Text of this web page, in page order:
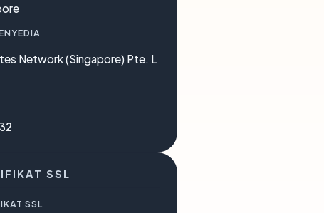
Network (Singapore) Pte. L
SSL
SSL